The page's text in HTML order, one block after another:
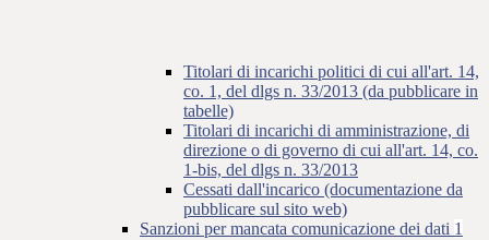
Titolari di incarichi politici di cui all'art. 14,
co. 1, del dlgs n. 33/2013 (da pubblicare in
tabelle)
Titolari di incarichi di amministrazione, di
direzione o di governo di cui all'art. 14, co.
1-bis, del dlgs n. 33/2013
Cessati dall'incarico (documentazione da
pubblicare sul sito web)
Sanzioni per mancata comunicazione dei dati 1